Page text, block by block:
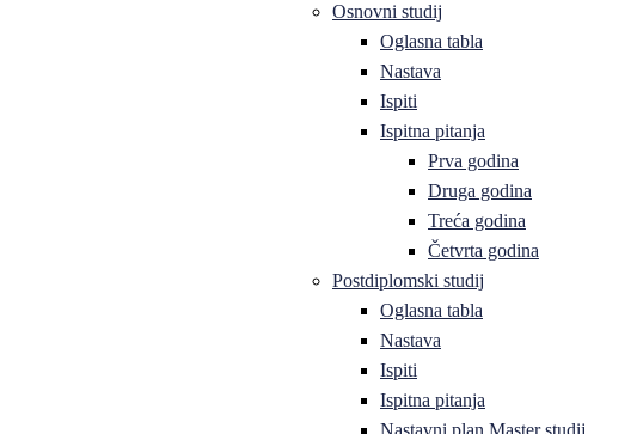
Osnovni studij
Oglasna tabla
Nastava
Ispiti
Ispitna pitanja
Prva godina
Druga godina
Treća godina
Četvrta godina
Postdiplomski studij
Oglasna tabla
Nastava
Ispiti
Ispitna pitanja
Nastavni plan Master studij